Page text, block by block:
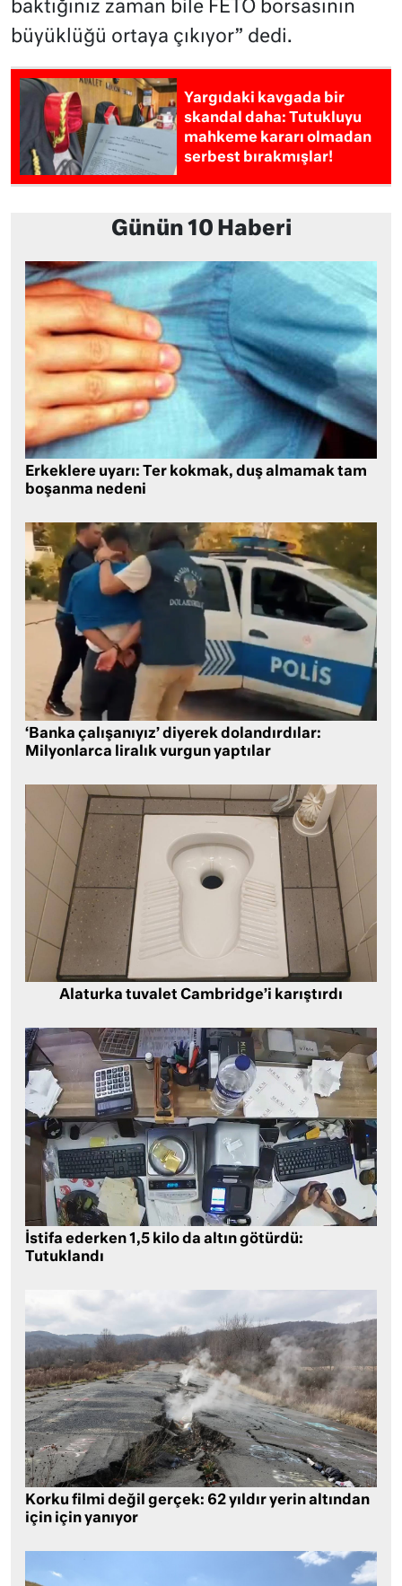
baktığınız zaman bile FETÖ borsasının
büyüklüğü ortaya çıkıyor” dedi.
Yargıdaki kavgada bir
skandal daha: Tutukluyu
mahkeme kararı olmadan
serbest bırakmışlar!
Günün 10 Haberi
Erkeklere uyarı: Ter kokmak, duş almamak tam
boşanma nedeni
‘Banka çalışanıyız’ diyerek dolandırdılar:
Milyonlarca liralık vurgun yaptılar
Alaturka tuvalet Cambridge’i karıştırdı
İstifa ederken 1,5 kilo da altın götürdü:
Tutuklandı
Korku filmi değil gerçek: 62 yıldır yerin altından
için için yanıyor